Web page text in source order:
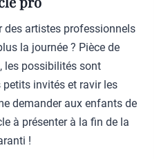
des artistes professionnels
la journée ? Pièce de
les possibilités sont
invités et ravir les
demander aux enfants de
à présenter à la fin de la
!